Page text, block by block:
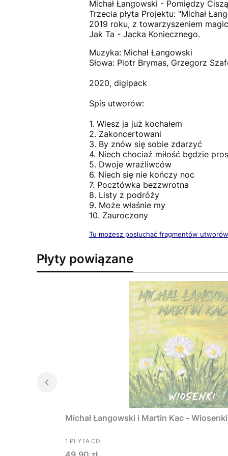
Michał Łangowski - Pomiędzy
Trzecia płyta Projektu: "Michał
2019 roku, z towarzyszeniem
Jak Ta - Jacka Koniecznego.
Muzyka: Michał Łangowski
Słowa: Piotr Brymas, Grzegorz
2020, digipack
Spis utworów:
1. Wiesz ja już kochałem
2. Zakoncertowani
3. By znów się sobie zdarzyć
4. Niech chociaż miłość będzie
5. Dwoje wrażliwców
6. Niech się nie kończy noc
7. Pocztówka bezzwrotna
8. Listy z podróży
9. Może właśnie my
10. Zauroczony
Tu możesz posłuchać fragmentów utworów
Płyty powiązane
Michał Łangowski i Martin Kac - Wiosenki
PRODUCENT
1 PŁYTA CD
Cena